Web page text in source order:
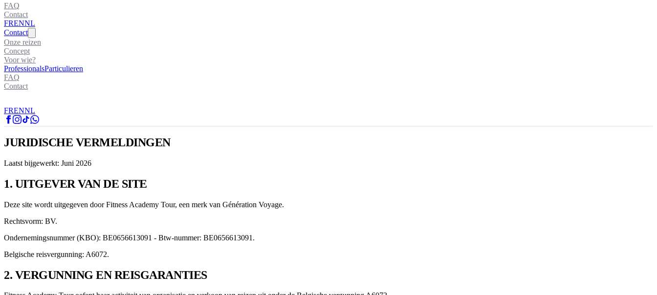
FAQ
Contact
FRENNL
Contact
Onze reizen
Concept
Voor wie?
ProfessionalsParticulieren
FAQ
Contact
FRENNL
JURIDISCHE VERMELDINGEN
Laatst bijgewerkt: Juni 2026
1. UITGEVER VAN DE SITE
Deze site wordt uitgegeven door Fitness Academy Tour, een merk van Génération Voyage.
Rechtsvorm: BV.
Ondernemingsnummer (KBO): BE0656613091 - Btw-nummer: BE0656613091.
Belgische reisvergunning: A6072.
2. VERGUNNING EN REISGARANTIES